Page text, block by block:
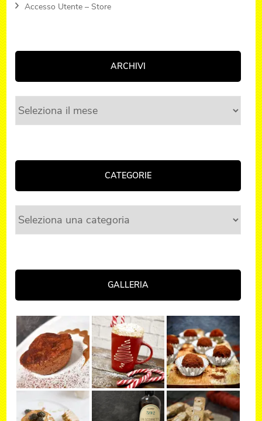
Accesso Utente – Store
ARCHIVI
Archivi
CATEGORIE
Categorie
GALLERIA